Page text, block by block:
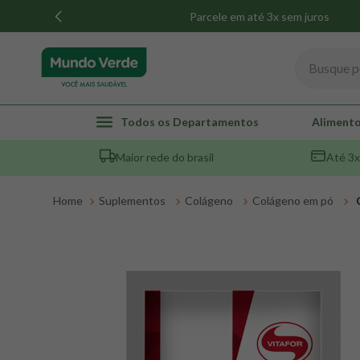
Parcele em até 3x sem juros
Todos os Departamentos
Maior rede do brasil Até
Suplementos Colágeno Colágeno em pó
TERMOS MAIS BUSCADOS
1º whey
2º creatina
6º colageno
7º
8º snack proteico mundo verde
9º